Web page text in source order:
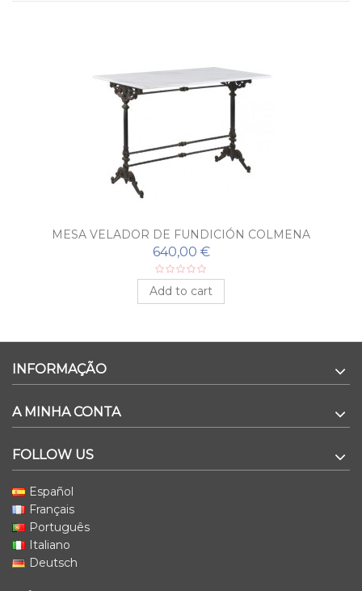
MESA VELADOR DE FUNDICIÓN COLMENA
640,00 €
Add to cart
INFORMAÇÃO
A MINHA CONTA
FOLLOW US
Español
Français
Português
Italiano
Deutsch